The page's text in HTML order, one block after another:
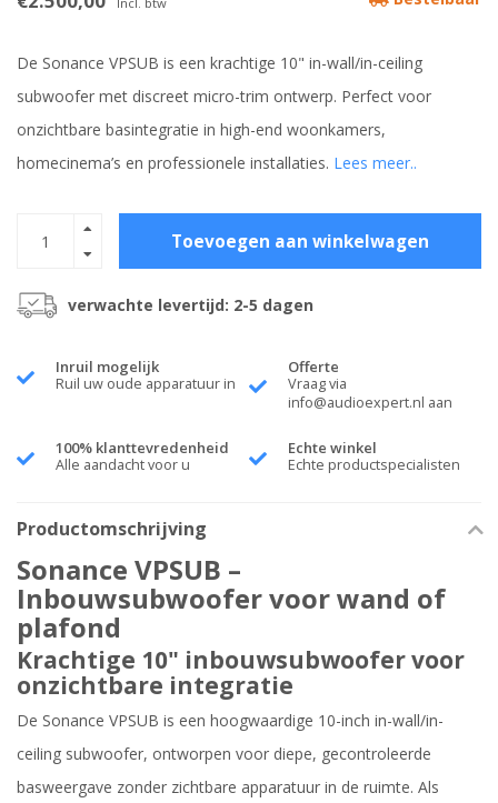
De Sonance VPSUB is een krachtige 10" in-wall/in-ceiling
subwoofer met discreet micro-trim ontwerp. Perfect voor
onzichtbare basintegratie in high-end woonkamers,
homecinema’s en professionele installaties. Lees meer..
Toevoegen aan winkelwagen
verwachte levertijd: 2-5 dagen
Inruil mogelijk
Ruil uw oude apparatuur in
Offerte
Vraag via
info@audioexpert.nl aan
100% klanttevredenheid
Alle aandacht voor u
Echte winkel
Echte productspecialisten
Productomschrijving
Sonance VPSUB –
Inbouwsubwoofer voor wand of
plafond
Krachtige 10" inbouwsubwoofer voor
onzichtbare integratie
De Sonance VPSUB is een hoogwaardige 10-inch in-wall/in-
ceiling subwoofer, ontworpen voor diepe, gecontroleerde
basweergave zonder zichtbare apparatuur in de ruimte. Als